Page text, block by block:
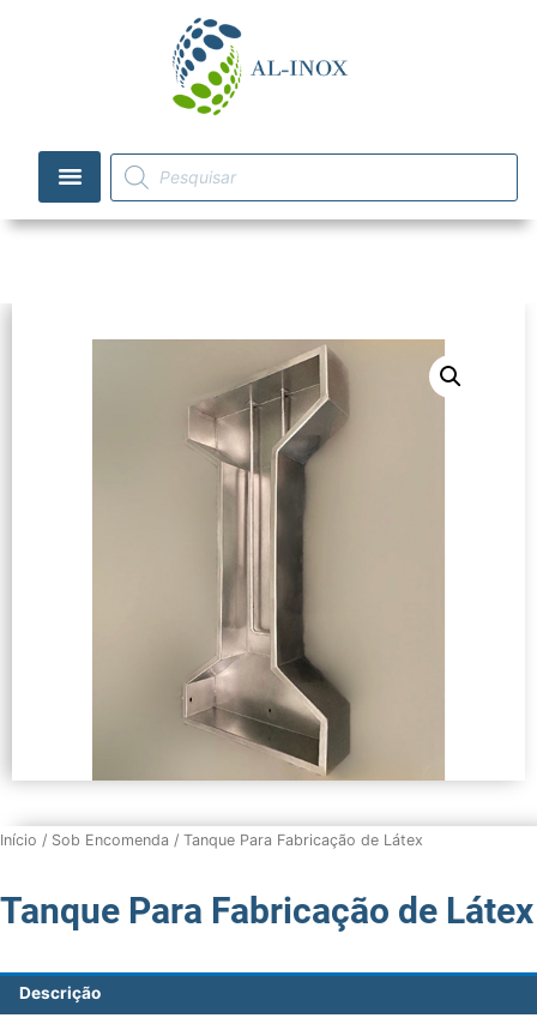
Início / Sob Encomenda / Tanque Para Fabricação de Látex
Tanque Para Fabricação de Látex
Descrição